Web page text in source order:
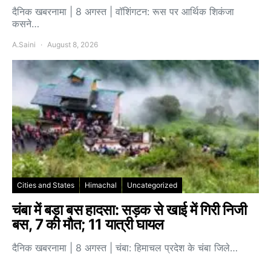
दैनिक खबरनामा | 8 अगस्त | वॉशिंगटन: रूस पर आर्थिक शिकंजा
कसने…
A.Saini August 8, 2026
Cities and States Himachal Uncategorized
चंबा में बड़ा बस हादसा: सड़क से खाई में गिरी निजी
बस, 7 की मौत; 11 यात्री घायल
दैनिक खबरनामा | 8 अगस्त | चंबा: हिमाचल प्रदेश के चंबा जिले…